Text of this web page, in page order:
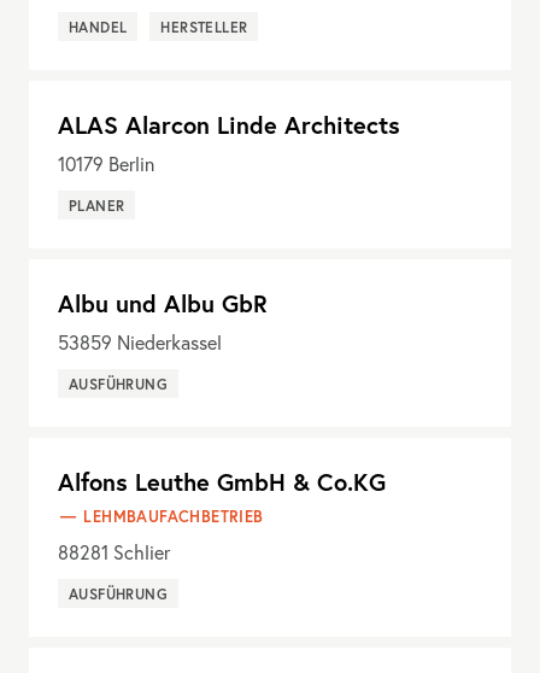
HANDEL HERSTELLER
ALAS Alarcon Linde Architects
10179 Berlin
PLANER
Albu und Albu GbR
53859 Niederkassel
AUSFÜHRUNG
Alfons Leuthe GmbH & Co.KG
LEHMBAUFACHBETRIEB
88281 Schlier
AUSFÜHRUNG